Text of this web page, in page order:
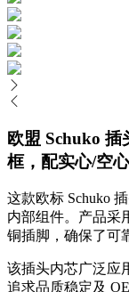
欧盟 Schuko
框，配实心/空
这款欧标 Schuko
内部组件。产品采
铜插脚，确保了可
该插头内芯广泛应
追求品质稳定及